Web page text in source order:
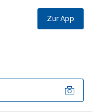
Zur App